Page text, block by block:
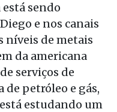
sendo
e nos canais
níveis de metais
da americana
serviços de
petróleo e gás,
estudando um